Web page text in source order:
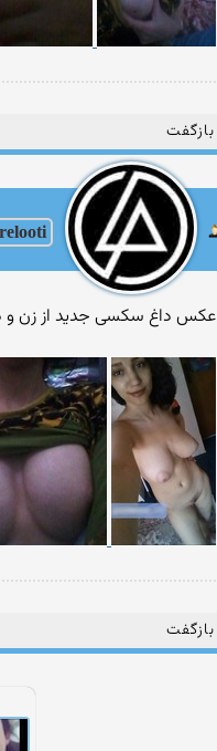
بازگفت
عکس داغ سکسی جدید از زن و
بازگفت